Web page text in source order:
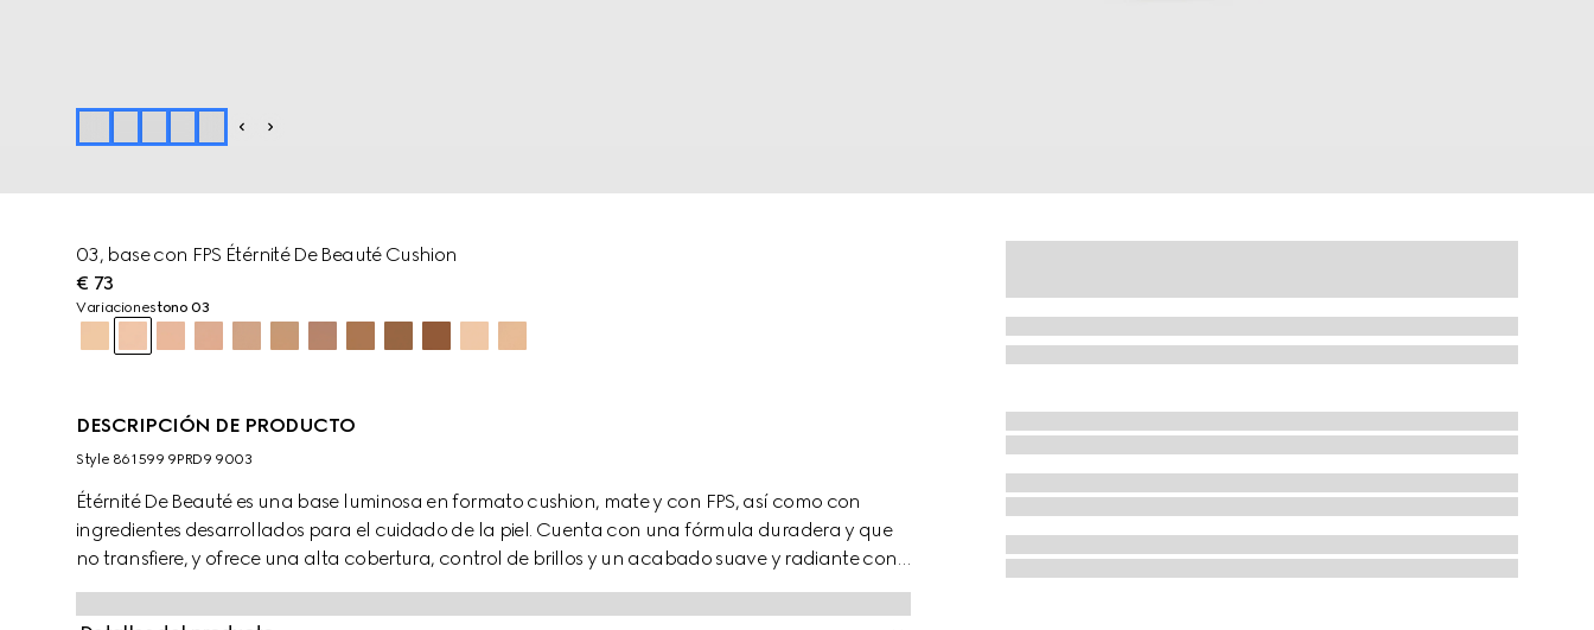
03, base con FPS Étérnité De Beauté Cushion
€ 73
Variacionestono 03
DESCRIPCIÓN DE PRODUCTO
Style ‎861599 9PRD9 9003
Étérnité De Beauté es una base luminosa en formato cushion, mate y con FPS, así como con
ingredientes desarrollados para el cuidado de la piel. Cuenta con una fórmula duradera y que
no transfiere, y ofrece una alta cobertura, control de brillos y un acabado suave y radiante con
una sola aplicación. Es la alternativa mate idónea a la base Cushion De Beauté, ultrahidratante
y con acabado brillante. La piel luce difuminada y matificada al instante, al tiempo que resiste el